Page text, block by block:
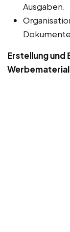
Ausgaben.
Erstellung und